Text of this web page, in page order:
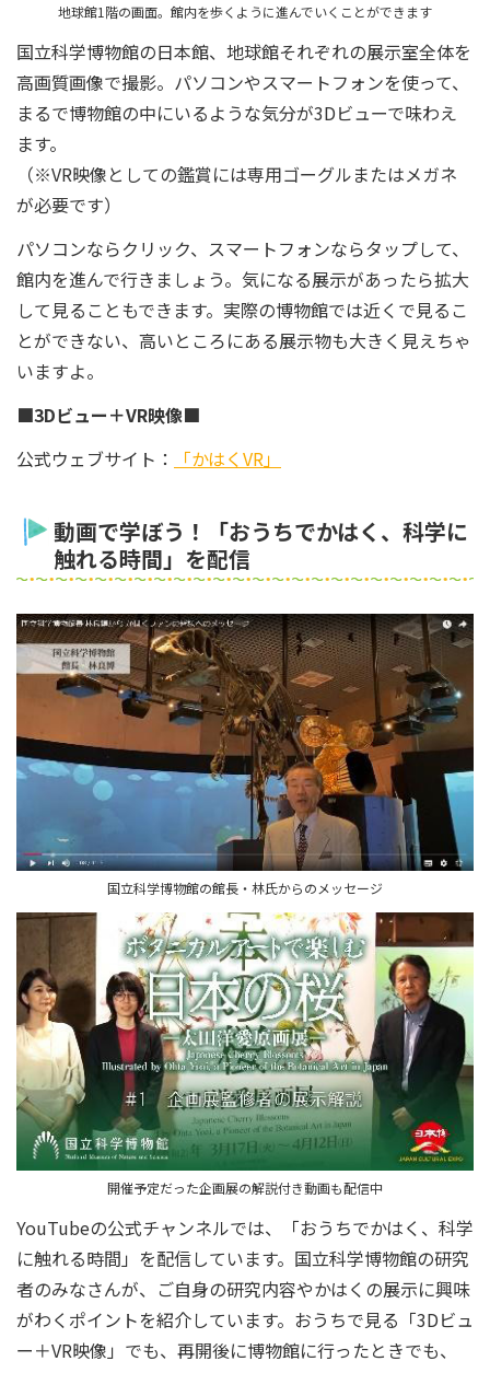
地球館1階の画面。館内を歩くように進んでいくことができます
国立科学博物館の日本館、地球館それぞれの展示室全体を
高画質画像で撮影。パソコンやスマートフォンを使って、
まるで博物館の中にいるような気分が3Dビューで味わえ
ます。
（※VR映像としての鑑賞には専用ゴーグルまたはメガネ
が必要です）
パソコンならクリック、スマートフォンならタップして、
館内を進んで行きましょう。気になる展示があったら拡大
して見ることもできます。実際の博物館では近くで見るこ
とができない、高いところにある展示物も大きく見えちゃ
いますよ。
■3Dビュー＋VR映像■
公式ウェブサイト：
「かはくVR」
動画で学ぼう！「おうちでかはく、科学に
触れる時間」を配信
国立科学博物館の館長・林氏からのメッセージ
開催予定だった企画展の解説付き動画も配信中
YouTubeの公式チャンネルでは、「おうちでかはく、科学
に触れる時間」を配信しています。国立科学博物館の研究
者のみなさんが、ご自身の研究内容やかはくの展示に興味
がわくポイントを紹介しています。おうちで見る「3Dビュ
ー＋VR映像」でも、再開後に博物館に行ったときでも、